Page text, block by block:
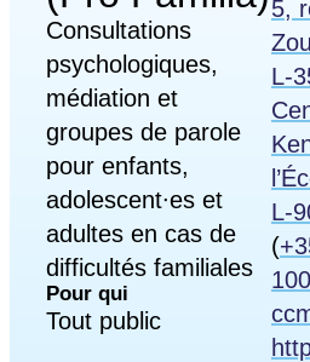
Consultations
psychologiques,
médiation et
groupes de parole
pour enfants,
adolescent∙es et
adultes en cas de
difficultés familiales
Pour qui
Tout public
5,
L-
L-
(
100